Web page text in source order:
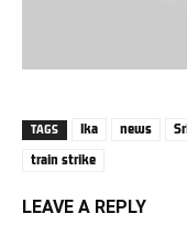
TAGS lka news
train strike
LEAVE A REPLY